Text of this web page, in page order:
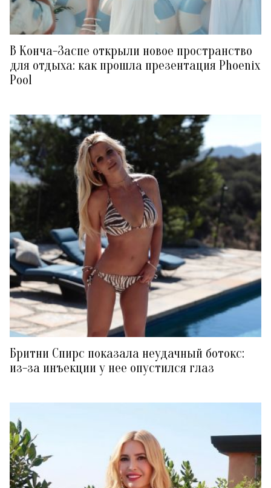
В Конча-Заспе открыли новое пространство
для отдыха: как прошла презентация Phoenix
Pool
Бритни Спирс показала неудачный ботокс:
из-за инъекции у нее опустился глаз